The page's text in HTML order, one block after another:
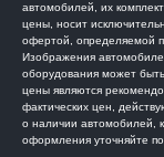
автомобилей, их
цены, носит
офертой, определяемой
Изображения
оборудования может
цены являются
фактических цен,
о наличии автомобилей,
оформления уточняйте